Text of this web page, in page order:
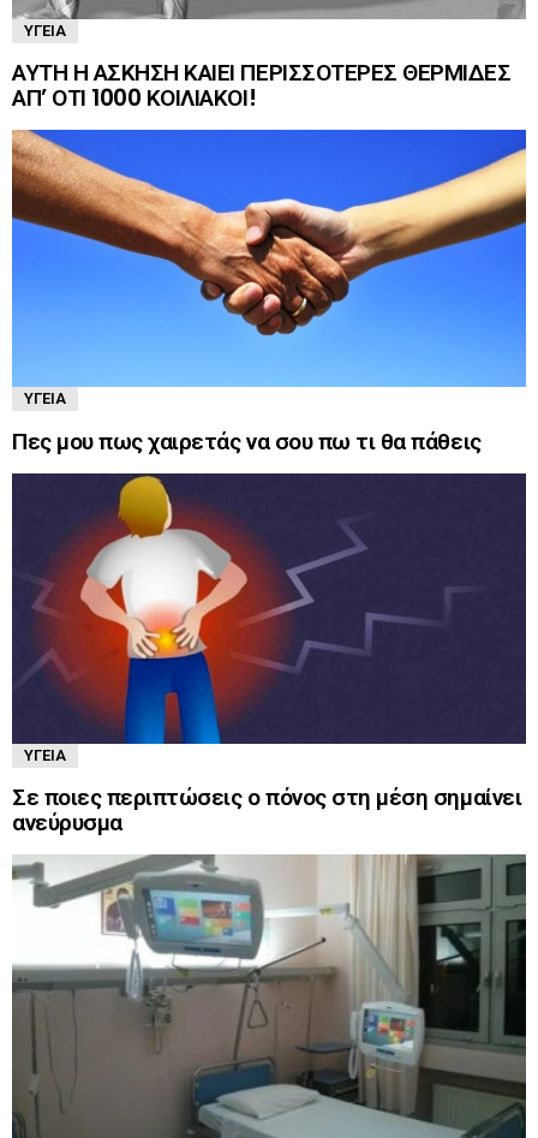
ΥΓΕΊΑ
ΑΥΤΗ Η ΑΣΚΗΣΗ ΚΑΙΕΙ ΠΕΡΙΣΣΟΤΕΡΕΣ ΘΕΡΜΙΔΕΣ
ΑΠ’ ΟΤΙ 1000 ΚΟΙΛΙΑΚΟΙ!
ΥΓΕΊΑ
Πες μου πως χαιρετάς να σου πω τι θα πάθεις
ΥΓΕΊΑ
Σε ποιες περιπτώσεις ο πόνος στη μέση σημαίνει
ανεύρυσμα